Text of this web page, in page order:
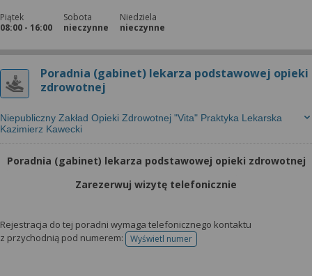
Piątek
08:00 - 16:00
Sobota
nieczynne
Niedziela
nieczynne
Poradnia (gabinet) lekarza podstawowej opieki
zdrowotnej
Niepubliczny Zakład Opieki Zdrowotnej "Vita" Praktyka Lekarska
Kazimierz Kawecki
Poradnia (gabinet) lekarza podstawowej opieki zdrowotnej
Zarezerwuj wizytę telefonicznie
Rejestracja do tej poradni wymaga telefonicznego kontaktu
z przychodnią pod numerem:
Wyświetl numertelefonu do rejestracji